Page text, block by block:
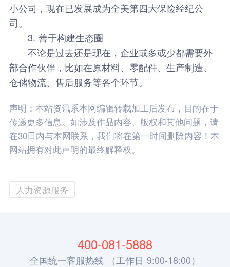
小公司，现在已发展成为全美第四大保险经纪公
司。
3. 善于构建生态圈
不论是过去还是现在，企业或多或少都需要外
部合作伙伴，比如在原材料、零配件、生产制造、
仓储物流、售后服务等各个环节。
声明：本站资讯系本网编辑转载加工后发布，目的在于
传递更多信息。如涉及作品内容、版权和其他问题，请
在30日内与本网联系，我们将在第一时间删除内容！本
网站拥有对此声明的最终解释权。
人力资源服务
400-081-5888
全国统一客服热线 （工作日 9:00-18:00）